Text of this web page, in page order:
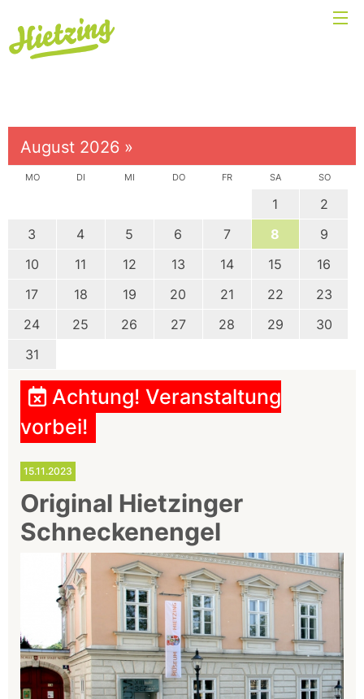
August 2026 »
MO DI MI DO FR SA SO
1
2
3
4 5 6 7 8
9
10
11 12 13 14 15
16
17
18 19 20 21 22
23
24
25 26 27 28 29
30
31
Achtung! Veranstaltung
vorbei!
15.11.2023
Original Hietzinger
Schneckenengel